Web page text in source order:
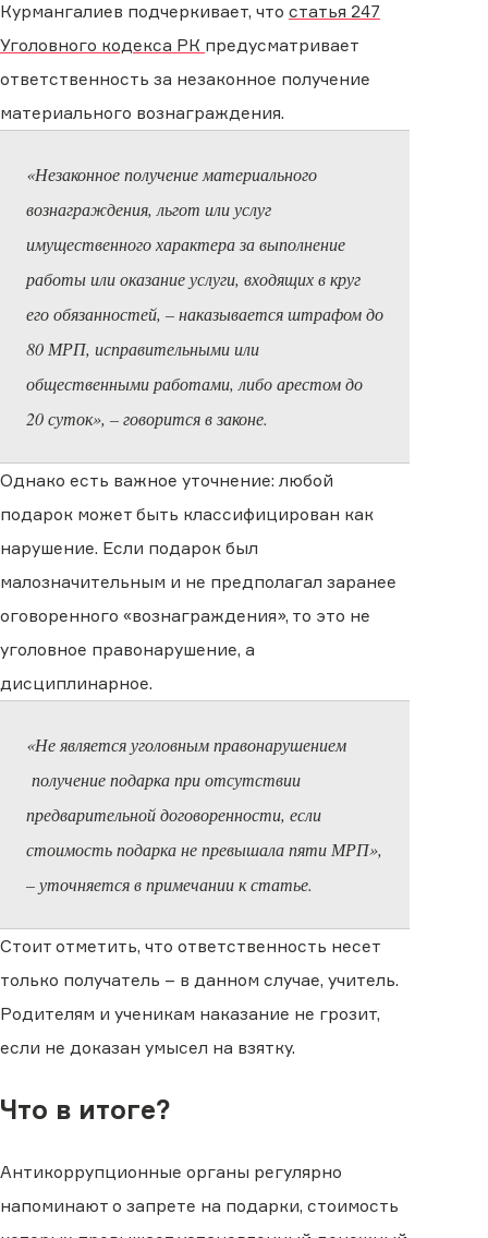
Курмангалиев подчеркивает, что статья 247
Уголовного кодекса РК предусматривает
ответственность за незаконное получение
материального вознаграждения.
«Незаконное получение материального
вознаграждения, льгот или услуг
имущественного характера за выполнение
работы или оказание услуги, входящих в круг
его обязанностей, – наказывается штрафом до
80 МРП, исправительными или
общественными работами, либо арестом до
20 суток», – говорится в законе.
Однако есть важное уточнение: любой
подарок может быть классифицирован как
нарушение. Если подарок был
малозначительным и не предполагал заранее
оговоренного «вознаграждения», то это не
уголовное правонарушение, а
дисциплинарное.
«Не является уголовным правонарушением
получение подарка при отсутствии
предварительной договоренности, если
стоимость подарка не превышала пяти МРП»,
– уточняется в примечании к статье.
Стоит отметить, что ответственность несет
только получатель – в данном случае, учитель.
Родителям и ученикам наказание не грозит,
если не доказан умысел на взятку.
Что в итоге?
Антикоррупционные органы регулярно
напоминают о запрете на подарки, стоимость